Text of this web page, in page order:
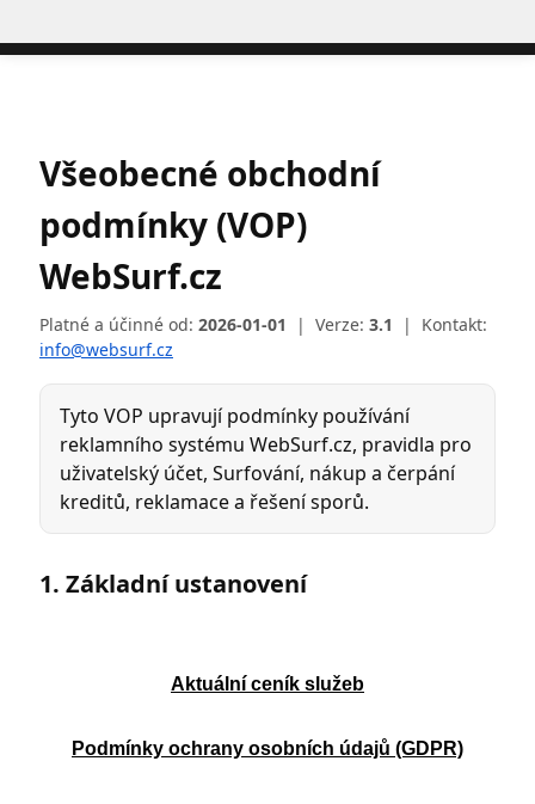
Aktuální ceník služeb
Podmínky ochrany osobních údajů (GDPR)